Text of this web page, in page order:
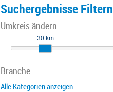
Suchergebnisse Filtern
Umkreis ändern
30 km
Branche
Alle Kategorien anzeigen